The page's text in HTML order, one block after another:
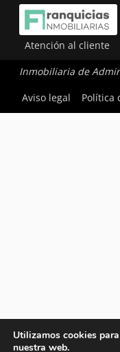
Atención al cliente
Inmobiliaria de
Aviso legal
Política
Utilizamos cookies
nuestra web.